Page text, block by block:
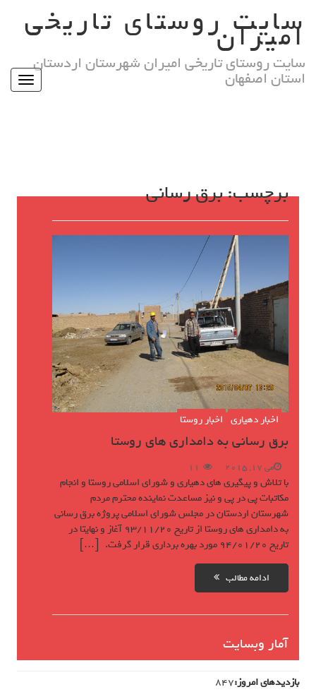
contentسایت روستای تاریخی
امیران
سایت روستای تاریخی امیران شهرستان اردستان
استان اصفهان Toggle
برچسب:برق رسانی
برق رسانی به دامداری های روستا
اخبار دهیاری اخبار روستا
می 17, 2015 11
با تلاش و پیگیری های دهیاری و شورای اسلامی روستا و انجام
مکاتبات پی در پی و نیز مساعدت نماینده محترم مردم
شهرستان اردستان در مجلس شورای اسلامی پروژه برق رسانی
به دامداری های روستا از تاریخ 93/11/20 آغاز و نهایتا در
تاریخ 94/01/20 مورد بهره برداری قرار گرفت. […]
ادامه مطالب
آمار وبسایت
بازدیدهای امروز:847